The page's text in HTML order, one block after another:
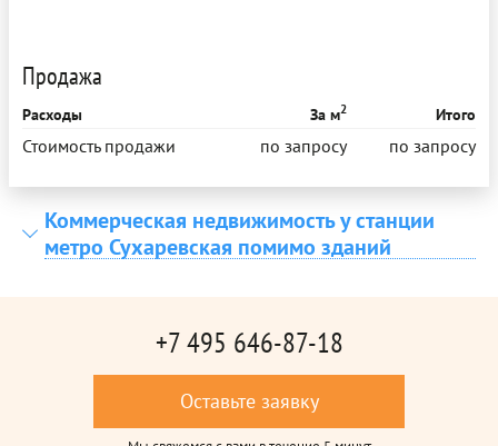
Продажа
Расходы За м2 Итого
Стоимость продажи по запросу по запросу
Коммерческая недвижимость у станции
метро Сухаревская помимо зданий
+7 495 646-87-18
Оставьте заявку